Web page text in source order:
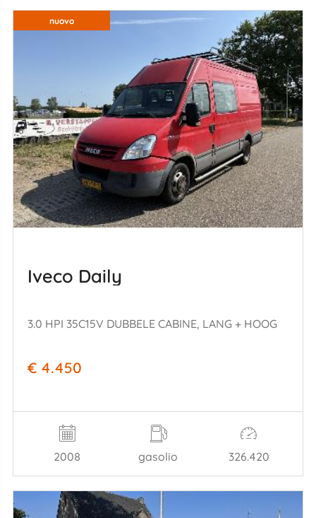
nuovo
Iveco Daily
3.0 HPI 35C15V DUBBELE CABINE, LANG + HOOG
€ 4.450
2008 gasolio 326.420